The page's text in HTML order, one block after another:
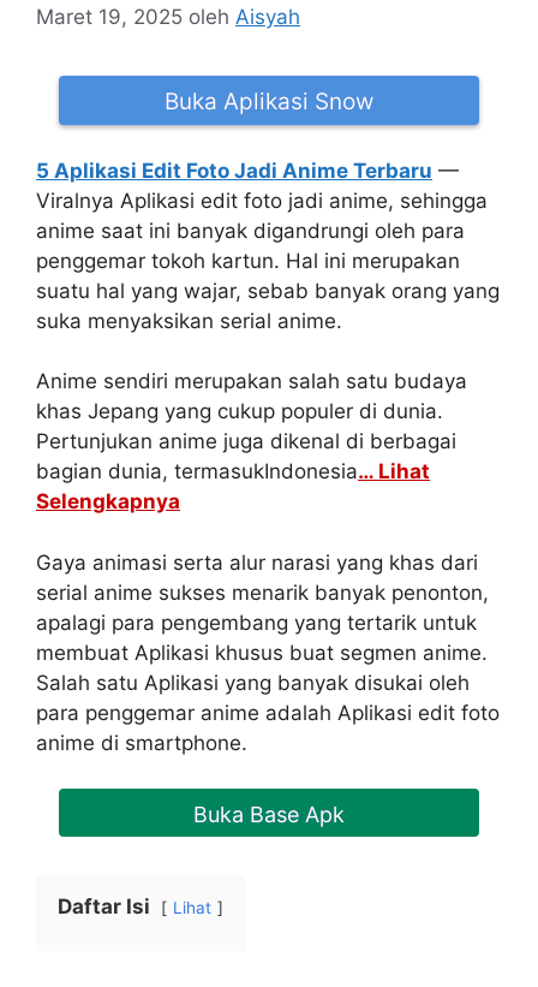
Maret 19, 2025 oleh Aisyah
Buka Aplikasi Snow
5 Aplikasi Edit Foto Jadi Anime Terbaru —
Viralnya Aplikasi edit foto jadi anime, sehingga
anime saat ini banyak digandrungi oleh para
penggemar tokoh kartun. Hal ini merupakan
suatu hal yang wajar, sebab banyak orang yang
suka menyaksikan serial anime.
Anime sendiri merupakan salah satu budaya
khas Jepang yang cukup populer di dunia.
Pertunjukan anime juga dikenal di berbagai
bagian dunia, termasukIndonesia… Lihat
Selengkapnya
Gaya animasi serta alur narasi yang khas dari
serial anime sukses menarik banyak penonton,
apalagi para pengembang yang tertarik untuk
membuat Aplikasi khusus buat segmen anime.
Salah satu Aplikasi yang banyak disukai oleh
para penggemar anime adalah Aplikasi edit foto
anime di smartphone.
Buka Base Apk
Daftar Isi Lihat